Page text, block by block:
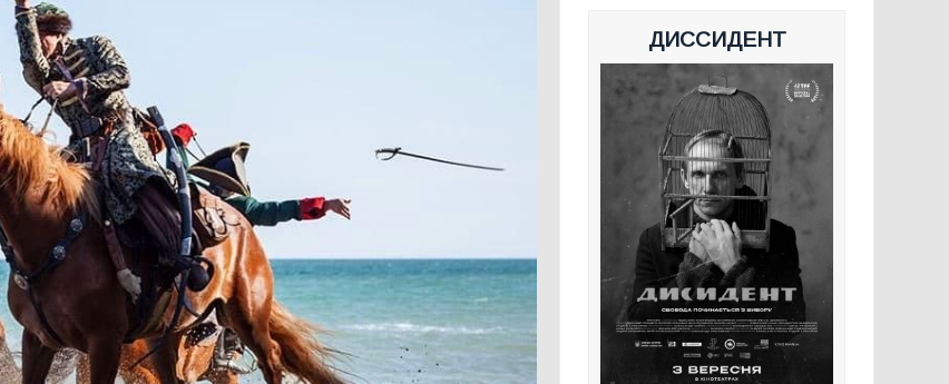
ДИССИДЕНТ